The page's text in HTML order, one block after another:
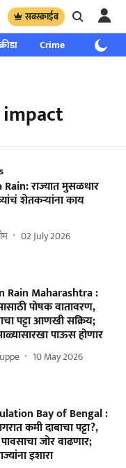
सबस्क्राईब
क्रीडा Crime साप्ताहिक
राज्यात मुसळधार
शेतकऱ्यांना काय
02 July 2026
Rain Maharashtra :
पोषक वातावरण,
पट्टा आणखी सक्रिय;
पाऊस होणार
10 May 2026
Bay of Bengal :
कमी दाबाचा पट्टा?,
जोर वाढणार;
इशारा